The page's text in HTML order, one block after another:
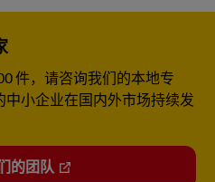
件，请咨询我们的本地专
中小企业在国内外市场持续发
的团队